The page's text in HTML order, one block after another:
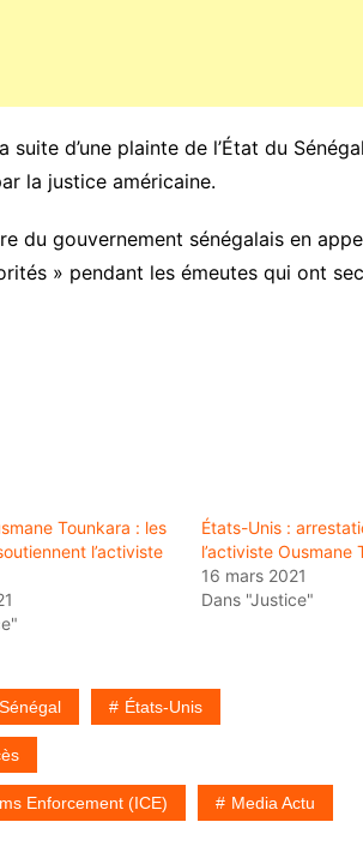
d’une plainte de l’État du
la justice américaine.
du gouvernement sénégalais en
» pendant les émeutes qui ont
Tounkara : les
l’activiste
États-Unis :
l’activiste Ousmane
16 mars 2021
Dans "Justice"
États-Unis
Enforcement (ICE) Media Actu